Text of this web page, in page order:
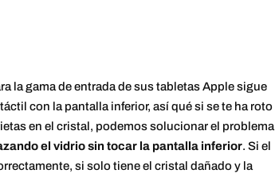
la gama de entrada de sus tabletas Apple sigue
con la pantalla inferior, así qué si se te ha roto
en el cristal, podemos solucionar el problema
el vidrio sin tocar la pantalla inferior. Si el
si solo tiene el cristal dañado y la